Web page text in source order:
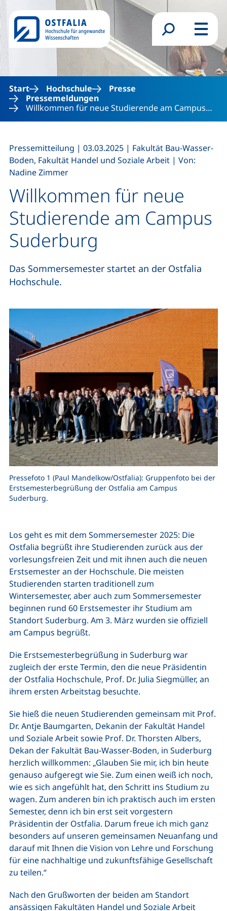
Direkt zum Inhalt
Suchformular
Menü
Start Hochschule
Presse
Pressemeldungen
Willkommen für neue Studierende am Campus…
Willkommen für neue
Studierende am Campus
Suderburg
Pressemitteilung | 03.03.2025 | Fakultät Bau-Wasser-
Boden, Fakultät Handel und Soziale Arbeit | Von:
Nadine Zimmer
Das Sommersemester startet an der Ostfalia
Hochschule.
Pressefoto 1 (Paul Mandelkow/Ostfalia): Gruppenfoto bei der
Erstsemesterbegrüßung der Ostfalia am Campus
Suderburg.
Los geht es mit dem Sommersemester 2025: Die
Ostfalia begrüßt ihre Studierenden zurück aus der
vorlesungsfreien Zeit und mit ihnen auch die neuen
Erstsemester an der Hochschule. Die meisten
Studierenden starten traditionell zum
Wintersemester, aber auch zum Sommersemester
beginnen rund 60 Erstsemester ihr Studium am
Standort Suderburg. Am 3. März wurden sie offiziell
am Campus begrüßt.
Die Erstsemesterbegrüßung in Suderburg war
zugleich der erste Termin, den die neue Präsidentin
der Ostfalia Hochschule, Prof. Dr. Julia Siegmüller, an
ihrem ersten Arbeitstag besuchte.
Sie hieß die neuen Studierenden gemeinsam mit Prof.
Dr. Antje Baumgarten, Dekanin der Fakultät Handel
und Soziale Arbeit sowie Prof. Dr. Thorsten Albers,
Dekan der Fakultät Bau-Wasser-Boden, in Suderburg
herzlich willkommen: „Glauben Sie mir, ich bin heute
genauso aufgeregt wie Sie. Zum einen weiß ich noch,
wie es sich angefühlt hat, den Schritt ins Studium zu
wagen. Zum anderen bin ich praktisch auch im ersten
Semester, denn ich bin erst seit vorgestern
Präsidentin der Ostfalia. Darum freue ich mich ganz
besonders auf unseren gemeinsamen Neuanfang und
darauf mit Ihnen die Vision von Lehre und Forschung
für eine nachhaltige und zukunftsfähige Gesellschaft
zu teilen.“
Nach den Grußworten der beiden am Standort
ansässigen Fakultäten Handel und Soziale Arbeit